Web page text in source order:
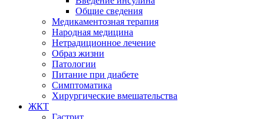
Общие сведения
Медикаментозная терапия
Народная медицина
Нетрадиционное лечение
Образ жизни
Патологии
Питание при диабете
Симптоматика
Хирургические вмешательства
ЖКТ
Гастрит